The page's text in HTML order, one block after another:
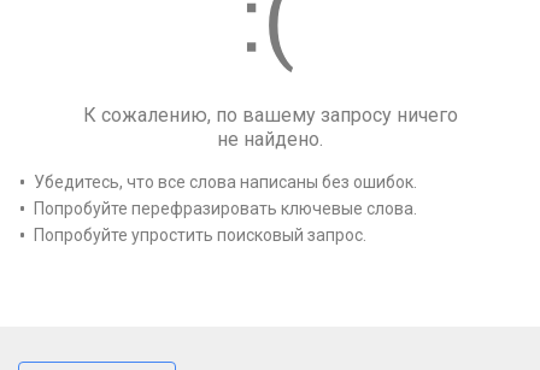
К сожалению, по вашему запросу ничего
не найдено.
Убедитесь, что все слова написаны без ошибок.
Попробуйте перефразировать ключевые слова.
Попробуйте упростить поисковый запрос.